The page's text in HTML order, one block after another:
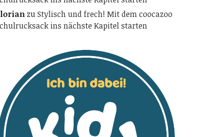
zuStylisch und frech! Mit dem coocazoo
ins nächste Kapitel starten